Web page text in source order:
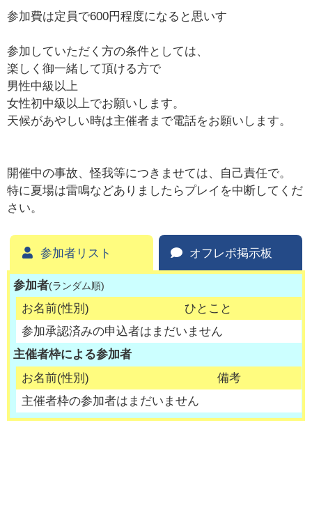
参加費は定員で600円程度になると思いす
参加していただく方の条件としては、
楽しく御一緒して頂ける方で
男性中級以上
女性初中級以上でお願いします。
天候があやしい時は主催者まで電話をお願いします。
開催中の事故、怪我等につきませては、自己責任で。
特に夏場は雷鳴などありましたらプレイを中断してくだ
さい。
参加者リスト オフレポ掲示板
参加者(ランダム順)
お名前(性別)
ひとこと
参加承認済みの申込者はまだいません
主催者枠による参加者
お名前(性別)
備考
主催者枠の参加者はまだいません